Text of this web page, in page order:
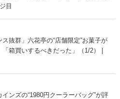
目
ス抜群」六花亭の“店舗限定”お菓子が
箱買いするべきだった」（1/2） |
ンズの“1980円クーラーバッグ”が評